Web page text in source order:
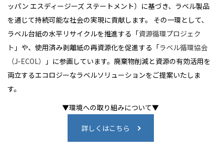
ッパン エスディージーズ ステートメント）に基づき、ラベル製品
を通じて持続可能な社会の実現に貢献します。 その一環として、
ラベル台紙の水平リサイクルを推進する「資源循環プロジェク
ト 」や、使用済み剥離紙の再資源化を促進する「ラベル循環協会
（J-ECOL）
」に参画しています。廃棄物削減と資源の有効活用を
両立するエコロジーなラベルソリューションをご提案いたしま
す。
▼環境への取り組みについて▼
詳しくはこちら